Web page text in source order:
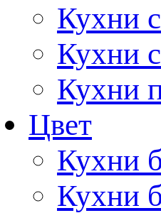
Кухни
Кухни
Кухни
Цвет
Кухни
Кухни